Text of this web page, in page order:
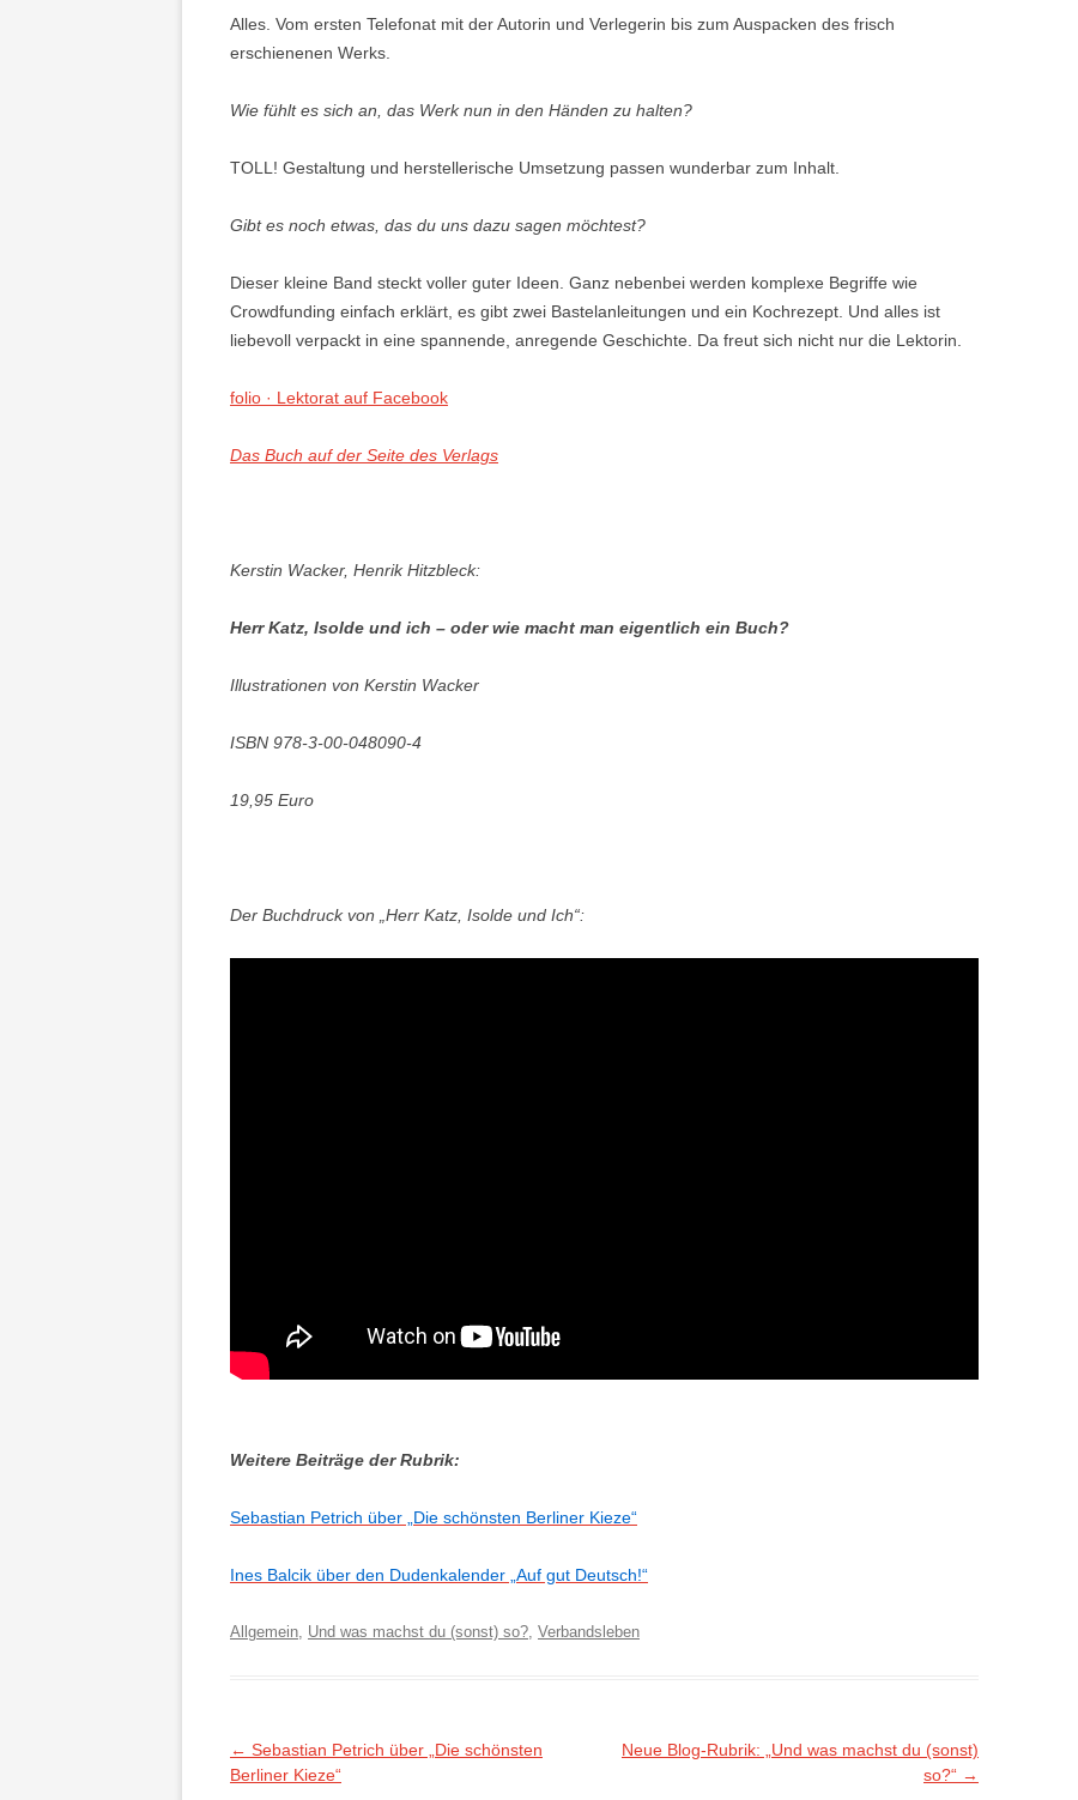
Alles. Vom ersten Telefonat mit der Autorin und Verlegerin bis zum Auspacken des frisch
erschienenen Werks.
Wie fühlt es sich an, das Werk nun in den Händen zu halten?
TOLL! Gestaltung und herstellerische Umsetzung passen wunderbar zum Inhalt.
Gibt es noch etwas, das du uns dazu sagen möchtest?
Dieser kleine Band steckt voller guter Ideen. Ganz nebenbei werden komplexe Begriffe wie
Crowdfunding einfach erklärt, es gibt zwei Bastelanleitungen und ein Kochrezept. Und alles ist
liebevoll verpackt in eine spannende, anregende Geschichte. Da freut sich nicht nur die Lektorin.
folio · Lektorat auf Facebook
Das Buch auf der Seite des Verlags
Kerstin Wacker, Henrik Hitzbleck:
Herr Katz, Isolde und ich – oder wie macht man eigentlich ein Buch?
Illustrationen von Kerstin Wacker
ISBN 978-3-00-048090-4
19,95 Euro
Der Buchdruck von „Herr Katz, Isolde und Ich“:
Weitere Beiträge der Rubrik:
Sebastian Petrich über „Die schönsten Berliner Kieze“
Ines Balcik über den Dudenkalender „Auf gut Deutsch!“
Allgemein, Und was machst du (sonst) so?, Verbandsleben
Beitragsnavigation
← Sebastian Petrich über „Die schönsten
Berliner Kieze“
Neue Blog-Rubrik: „Und was machst du (sonst)
so?“ →